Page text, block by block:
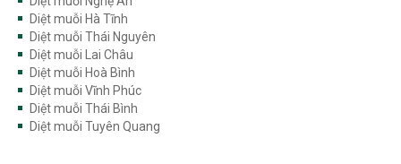
Diệt muỗi Hà Tĩnh
Diệt muỗi Thái Nguyên
Diệt muỗi Lai Châu
Diệt muỗi Hoà Bình
Diệt muỗi Vĩnh Phúc
Diệt muỗi Thái Bình
Diệt muỗi Tuyên Quang